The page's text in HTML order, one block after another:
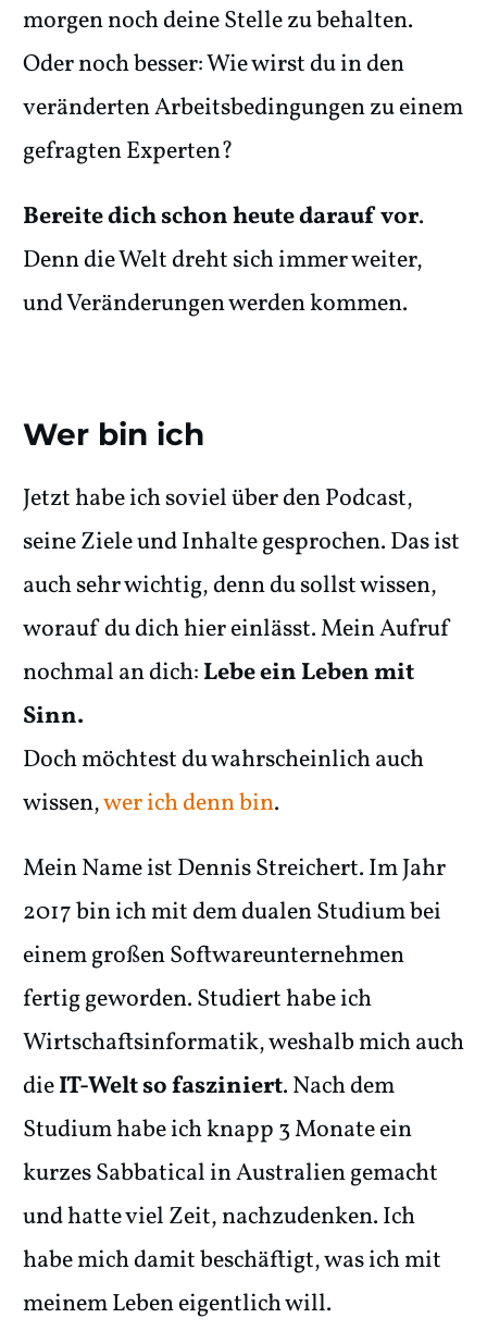
morgen noch deine Stelle zu behalten.
Oder noch besser: Wie wirst du in den
veränderten Arbeitsbedingungen zu einem
gefragten Experten?
Bereite dich schon heute darauf vor.
Denn die Welt dreht sich immer weiter,
und Veränderungen werden kommen.
Wer bin ich
Jetzt habe ich soviel über den Podcast,
seine Ziele und Inhalte gesprochen. Das ist
auch sehr wichtig, denn du sollst wissen,
worauf du dich hier einlässt. Mein Aufruf
nochmal an dich:Lebe ein Leben mit
Sinn.
Doch möchtest du wahrscheinlich auch
wissen,wer ich denn bin.
Mein Name ist Dennis Streichert. Im Jahr
2017 bin ich mit dem dualen Studium bei
einem großen Softwareunternehmen
fertig geworden. Studiert habe ich
Wirtschaftsinformatik, weshalb mich auch
dieIT-Welt so fasziniert. Nach dem
Studium habe ich knapp 3 Monate ein
kurzes Sabbatical in Australien gemacht
und hatte viel Zeit, nachzudenken. Ich
habe mich damit beschäftigt, was ich mit
meinem Leben eigentlich will.